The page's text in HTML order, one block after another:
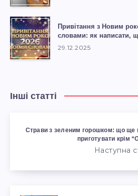
Привітання з Новим
словами: як написати,
29.12.2025
Інші статті
Страви з зеленим горошком: що ще
приготувати крім
Наступна